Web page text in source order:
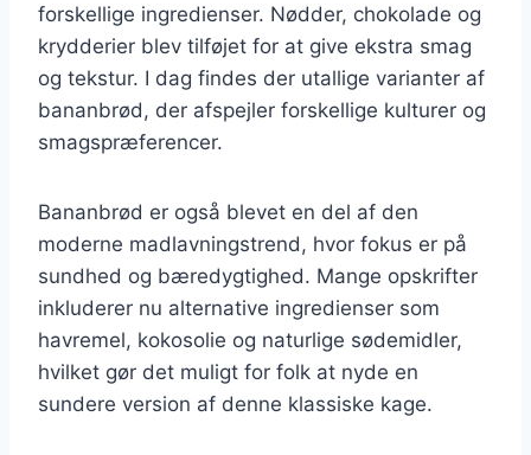
forskellige ingredienser. Nødder, chokolade og
krydderier blev tilføjet for at give ekstra smag
og tekstur. I dag findes der utallige varianter af
bananbrød, der afspejler forskellige kulturer og
smagspræferencer.
Bananbrød er også blevet en del af den
moderne madlavningstrend, hvor fokus er på
sundhed og bæredygtighed. Mange opskrifter
inkluderer nu alternative ingredienser som
havremel, kokosolie og naturlige sødemidler,
hvilket gør det muligt for folk at nyde en
sundere version af denne klassiske kage.